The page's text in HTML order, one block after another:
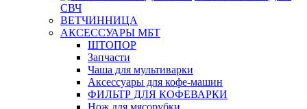
СВЧ
ВЕТЧИННИЦА
АКСЕССУАРЫ МБТ
ШТОПОР
Запчасти
Чаша для мультиварки
Аксессуары для кофе-машин
ФИЛЬТР ДЛЯ КОФЕВАРКИ
Нож для мясорубки